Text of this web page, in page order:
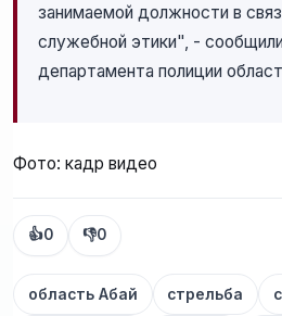
занимаемой должности в
служебной этики", -
департамента полиции
Фото: кадр видео
👍0 👎0
область Абай стрельба